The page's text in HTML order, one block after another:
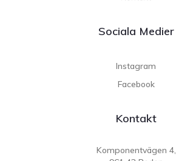
Sociala Medier
Instagram
Facebook
Kontakt
Komponentvägen 4,